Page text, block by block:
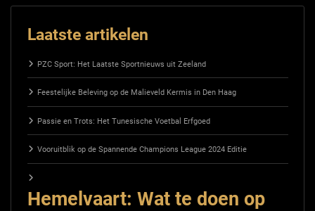
Laatste artikelen
PZC Sport: Het Laatste Sportnieuws uit Zeeland
Feestelijke Beleving op de Malieveld Kermis in Den Haag
Passie en Trots: Het Tunesische Voetbal Erfgoed
Vooruitblik op de Spannende Champions League 2024 Editie
Hemelvaart: Wat te doen op